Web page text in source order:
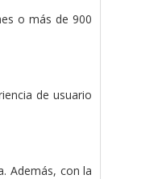
o más de 900
de usuario
Además, con la